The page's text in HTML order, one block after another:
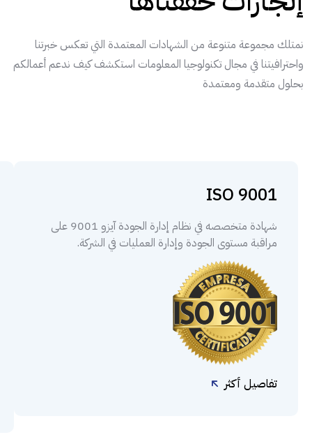
نمتلك مجموعة متنوعة من الشهادات المعتمدة التي تعكس خبرتنا
واحترافيتنا في مجال تكنولوجيا المعلومات استكشف كيف ندعم أعمالكم
بحلول متقدمة ومعتمدة
ISO 9001
شهادة متخصصه في نظام إدارة الجودة آيزو 9001 على
مراقبة مستوى الجودة وإدارة العمليات في الشركة.
تفاصيل أكثر